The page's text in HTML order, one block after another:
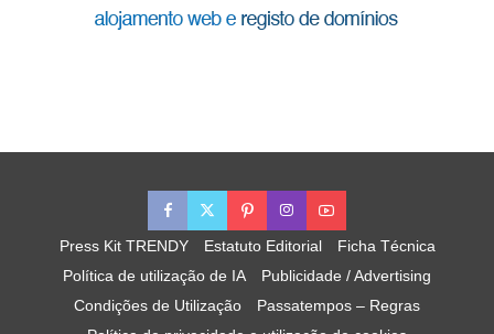
Press Kit TRENDY Estatuto Editorial
Ficha Técnica
Política de utilização de IA
Publicidade / Advertising
Condições de Utilização
Passatempos – Regras